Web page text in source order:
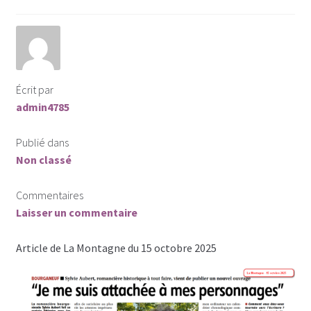
Écrit par
admin4785
Publié dans
Non classé
Commentaires
Laisser un commentaire
Article de La Montagne du 15 octobre 2025